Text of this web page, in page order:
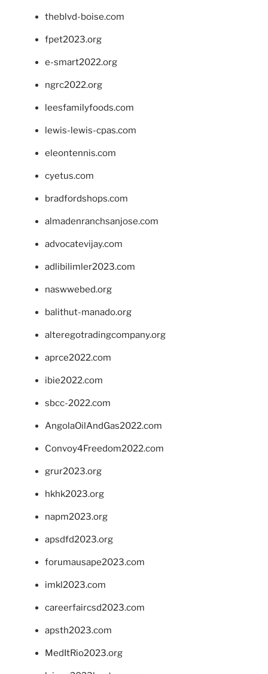
theblvd-boise.com
fpet2023.org
e-smart2022.org
ngrc2022.org
leesfamilyfoods.com
lewis-lewis-cpas.com
eleontennis.com
cyetus.com
bradfordshops.com
almadenranchsanjose.com
advocatevijay.com
adlibilimler2023.com
naswwebed.org
balithut-manado.org
alteregotradingcompany.org
aprce2022.com
ibie2022.com
sbcc-2022.com
AngolaOilAndGas2022.com
Convoy4Freedom2022.com
grur2023.org
hkhk2023.org
napm2023.org
apsdfd2023.org
forumausape2023.com
imkl2023.com
careerfaircsd2023.com
apsth2023.com
MedItRio2023.org